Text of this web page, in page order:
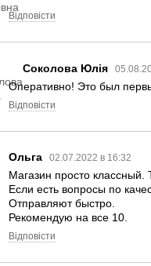
Відповісти
Соколова Юлія
Оперативно! Это был
Відповісти
Ольга 02.07.2022 в 16:32
Магазин просто
Если есть вопросы по
Отправляют быстро.
Рекомендую на все 10.
Відповісти